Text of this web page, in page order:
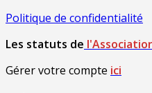
Politique de confidentialité
Les statuts de
Gérer votre compte ici